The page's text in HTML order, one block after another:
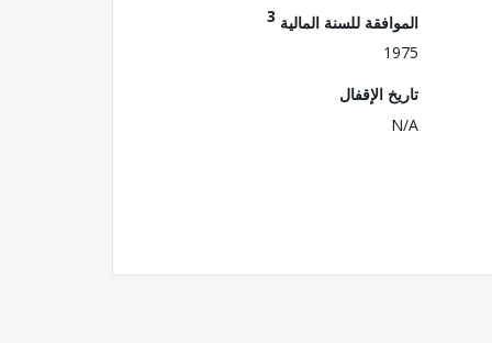
الموافقة للسنة المالية 3
1975
تاريخ الإقفال
N/A